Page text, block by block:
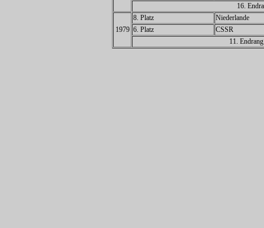
16.
1979
8. Platz
Niederlande
6. Platz
CSSR
11.